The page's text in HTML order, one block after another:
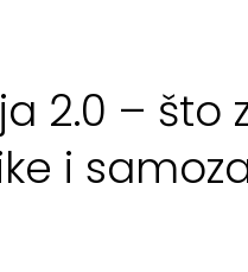
2.0 – što
i